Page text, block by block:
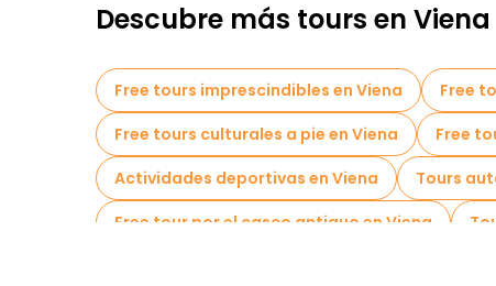
Descubre más tours en Viena
Free tours imprescindibles en Viena Free
Free tours culturales a pie en Viena
Free
Actividades deportivas en Viena
Tours
Free tour por el casco antiguo en Viena